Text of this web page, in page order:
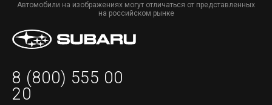
Автомобили на изображениях могут отличаться от представленных
на российском рынке
8 (800) 555 00
20